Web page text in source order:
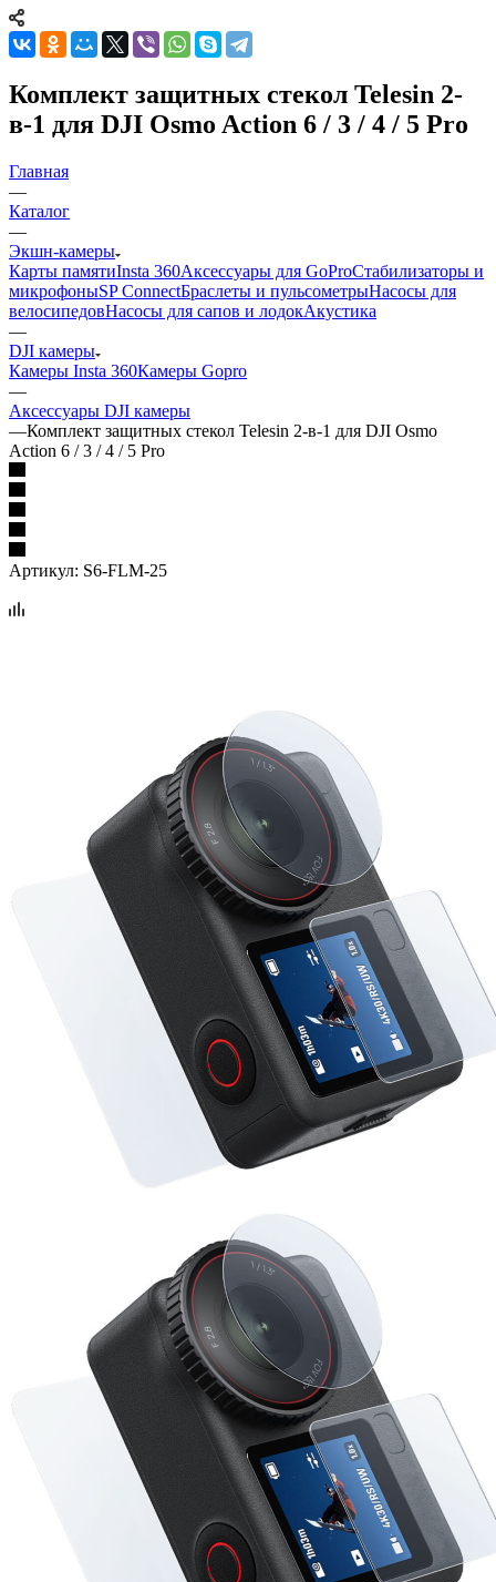
Комплект защитных стекол Telesin 2-
в-1 для DJI Osmo Action 6 / 3 / 4 / 5 Pro
Главная
—
Каталог
—
Экшн-камеры
Карты памятиInsta 360Аксессуары для GoProСтабилизаторы и
микрофоныSP ConnectБраслеты и пульсометрыНасосы для
велосипедовНасосы для сапов и лодокАкустика
—
DJI камеры
Камеры Insta 360Камеры Gopro
—
Аксессуары DJI камеры
—Комплект защитных стекол Telesin 2-в-1 для DJI Osmo
Action 6 / 3 / 4 / 5 Pro
Артикул: S6-FLM-25